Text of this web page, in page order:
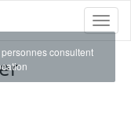
Toggle
×
personnes consultent